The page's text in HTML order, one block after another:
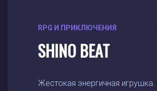
RPG И ПРИКЛЮЧЕНИЯ
SHINO BEAT
Жестокая энергичная